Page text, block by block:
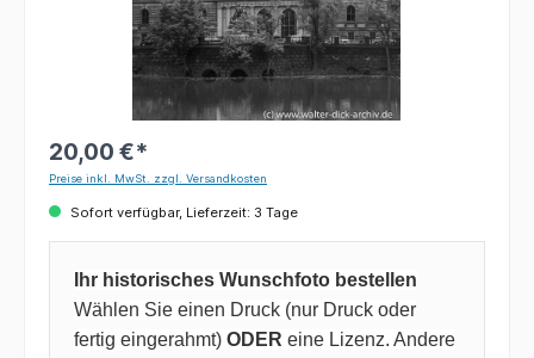
20,00 €*
Preise inkl. MwSt. zzgl. Versandkosten
Sofort verfügbar, Lieferzeit: 3 Tage
Ihr historisches Wunschfoto bestellen
Wählen Sie einen Druck (nur Druck oder
fertig eingerahmt) ODER eine Lizenz. Andere